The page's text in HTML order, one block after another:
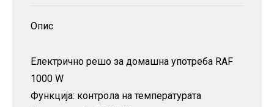
Опис
Електрично решо за домашна употреба RAF
1000 W
Функција: контрола на температурата